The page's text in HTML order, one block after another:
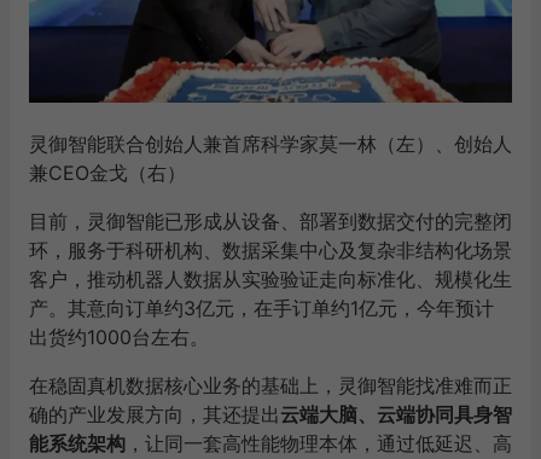
灵御智能联合创始人兼首席科学家莫一林（左）、创始人
兼CEO金戈（右）
目前，灵御智能已形成从设备、部署到数据交付的完整闭
环，服务于科研机构、数据采集中心及复杂非结构化场景
客户，推动机器人数据从实验验证走向标准化、规模化生
产。其意向订单约3亿元，在手订单约1亿元，今年预计
出货约1000台左右。
在稳固真机数据核心业务的基础上，灵御智能找准难而正
确的产业发展方向，其还提出云端大脑、云端协同具身智
能系统架构 ，让同一套高性能物理本体，通过低延迟、高